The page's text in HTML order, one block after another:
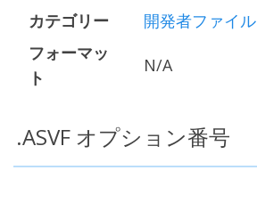
カテゴリー
開発者ファイル
フォーマッ
ト
N/A
.ASVF オプション番号